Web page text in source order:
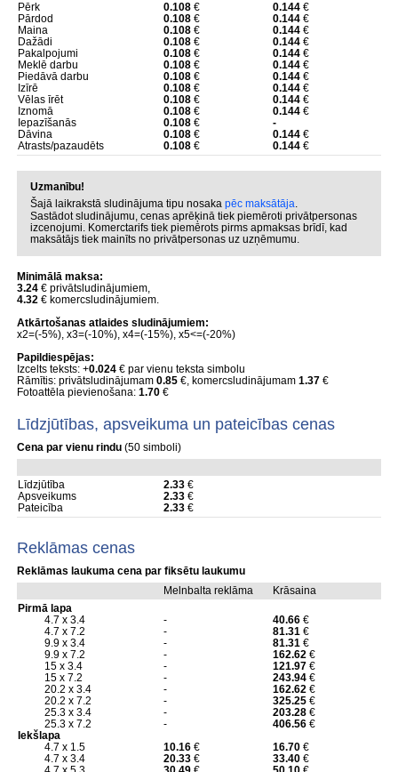
Pērk
0.108€ 0.144€
Pārdod
0.108€ 0.144€
Maina
0.108€ 0.144€
Dažādi
0.108€ 0.144€
Pakalpojumi
0.108€ 0.144€
Meklē darbu
0.108€ 0.144€
Piedāvā darbu
0.108€ 0.144€
Izīrē
0.108€ 0.144€
Vēlas īrēt
0.108€ 0.144€
Iznomā
0.108€ 0.144€
Iepazīšanās
0.108€
-
Dāvina
0.108€ 0.144€
Atrasts/pazaudēts
0.108€ 0.144€
Uzmanību!
Šajā laikrakstā sludinājuma tipu nosaka pēc maksātāja.
Sastādot sludinājumu, cenas aprēķinā tiek piemēroti privātpersonas
izcenojumi. Komerctarifs tiek piemērots pirms apmaksas brīdī, kad
maksātājs tiek mainīts no privātpersonas uz uzņēmumu.
Minimālā maksa:
3.24€ privātsludinājumiem,
4.32€ komercsludinājumiem.
Atkārtošanas atlaides sludinājumiem:
x2=(-5%), x3=(-10%), x4=(-15%), x5<=(-20%)
Papildiespējas:
Izcelts teksts: +0.024€ par vienu teksta simbolu
Rāmītis: privātsludinājumam 0.85€, komercsludinājumam 1.37€
Fotoattēla pievienošana: 1.70€
Līdzjūtības, apsveikuma un pateicības cenas
Cena par vienu rindu (50 simboli)
Līdzjūtība 2.33€
Apsveikums
2.33€
Pateicība
2.33€
Reklāmas cenas
Reklāmas laukuma cena par fiksētu laukumu
Melnbalta reklāma
Krāsaina
Pirmā lapa
4.7 x 3.4
- 40.66€
4.7 x 7.2
- 81.31€
9.9 x 3.4
- 81.31€
9.9 x 7.2
- 162.62€
15 x 3.4
- 121.97€
15 x 7.2
- 243.94€
20.2 x 3.4
- 162.62€
20.2 x 7.2
- 325.25€
25.3 x 3.4
- 203.28€
25.3 x 7.2
- 406.56€
Iekšlapa
4.7 x 1.5
10.16€ 16.70€
4.7 x 3.4
20.33€ 33.40€